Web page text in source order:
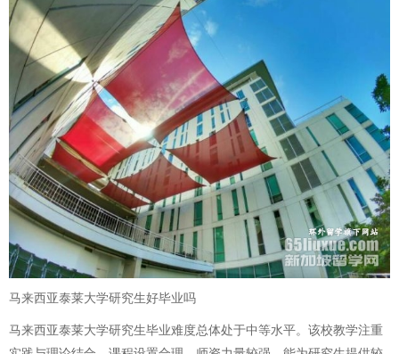
马来西亚泰莱大学研究生好毕业吗
马来西亚泰莱大学研究生毕业难度总体处于中等水平。该校教学注重